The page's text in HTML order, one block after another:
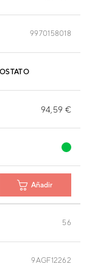
9970158018
94,59 €
Añadir
56
9AGF12262